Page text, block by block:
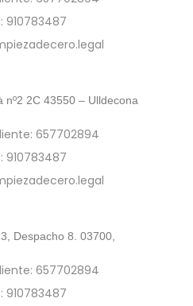
910783487
nº2 2C 43550 – Ulldecona
657702894
910783487
Despacho 8. 03700,
657702894
910783487